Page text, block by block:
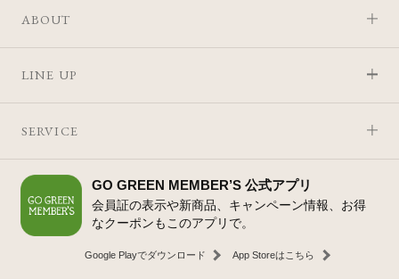
ABOUT
LINE UP
SERVICE
GO GREEN MEMBER’S 公式アプリ
会員証の表示や新商品、キャンペーン情報、お得
なクーポンもこのアプリで。
Google Playでダウンロード App Storeはこちら